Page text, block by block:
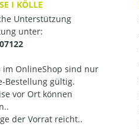
I KÖLLE
Unterstützung
unter:
im OnlineShop sind nur
Bestellung gültig.
vor Ort können
der Vorrat reicht..